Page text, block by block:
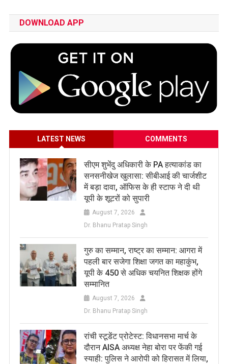
DOWNLOAD APP
LATEST NEWS COMMENTS
सीएम शुभेंदु अधिकारी के PA हत्याकांड का
सनसनीखेज खुलासा: सीबीआई की चार्जशीट
में बड़ा दावा, ऑफिस के ही स्टाफ ने दी थी
यूपी के शूटरों को सुपारी
August 7, 2026
Dr. Bhanu Pratap Singh
​गुरु का सम्मान, राष्ट्र का सम्मान: आगरा में
पहली बार सजेगा शिक्षा जगत का महाकुंभ,
यूपी के 450 से अधिक चयनित शिक्षक होंगे
सम्मानित
August 7, 2026
Dr. Bhanu Pratap Singh
रांची स्टूडेंट प्रोटेस्ट: विधानसभा मार्च के
दौरान AISA अध्यक्ष नेहा बोरा पर फेंकी गई
स्याही: पुलिस ने आरोपी को हिरासत में लिया,